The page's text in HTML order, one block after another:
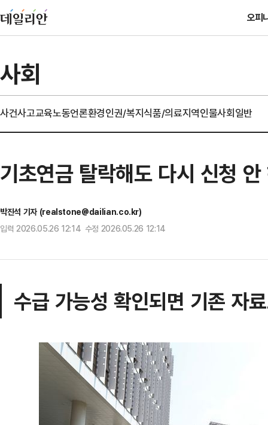
오피
사회
사건사고교육노동언론환경인권/복지식품/의료지역인물사회일반
기초연금 탈락해도 다시 신청
박진석 기자 (realstone@dailian.co.kr)
입력 2026.05.26 12:14 수정 2026.05.26 12:14
수급 가능성 확인되면 기존 자